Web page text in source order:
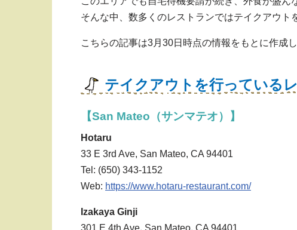
そんな中、数多くのレストランではテイクアウト
こちらの記事は3月30日時点の情報をもとに作成
テイクアウトを行っている
【San Mateo（サンマテオ）】
Hotaru
33 E 3rd Ave, San Mateo, CA 94401
Tel: (650) 343-1152
Web: https://www.hotaru-restaurant.com/
Izakaya Ginji